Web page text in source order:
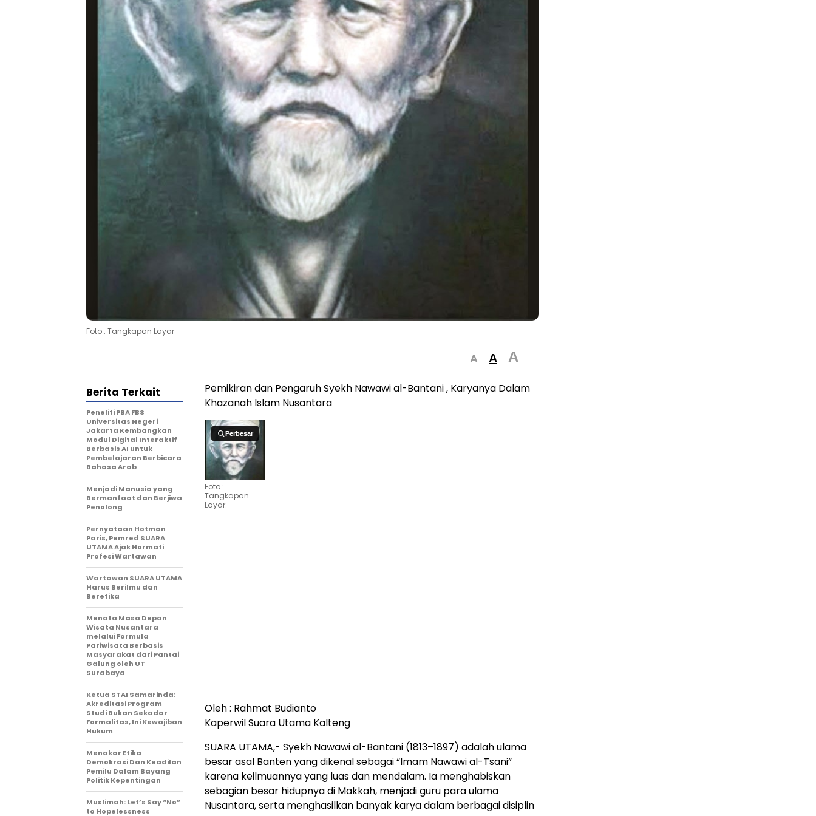
Foto : Tangkapan Layar
A A A
Pemikiran dan Pengaruh Syekh Nawawi al-Bantani , Karyanya Dalam
Khazanah Islam Nusantara
Perbesar
Perbesar
Foto :
Tangkapan
Layar.
Oleh : Rahmat Budianto
Kaperwil Suara Utama Kalteng
SUARA UTAMA,- Syekh Nawawi al-Bantani (1813–1897) adalah ulama
besar asal Banten yang dikenal sebagai “Imam Nawawi al-Tsani”
karena keilmuannya yang luas dan mendalam. Ia menghabiskan
sebagian besar hidupnya di Makkah, menjadi guru para ulama
Nusantara, serta menghasilkan banyak karya dalam berbagai disiplin
Berita Terkait
Peneliti PBA FBS
Universitas Negeri
Jakarta Kembangkan
Modul Digital Interaktif
Berbasis AI untuk
Pembelajaran Berbicara
Bahasa Arab
Menjadi Manusia yang
Bermanfaat dan Berjiwa
Penolong
Pernyataan Hotman
Paris, Pemred SUARA
UTAMA Ajak Hormati
Profesi Wartawan
Wartawan SUARA UTAMA
Harus Berilmu dan
Beretika
Menata Masa Depan
Wisata Nusantara
melalui Formula
Pariwisata Berbasis
Masyarakat dari Pantai
Galung oleh UT
Surabaya
Ketua STAI Samarinda:
Akreditasi Program
Studi Bukan Sekadar
Formalitas, Ini Kewajiban
Hukum
Menakar Etika
Demokrasi Dan Keadilan
Pemilu Dalam Bayang
Politik Kepentingan
Muslimah: Let’s Say “No”
to Hopelessness